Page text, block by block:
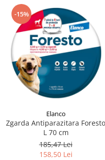
-15%
Elanco
Zgarda Antiparazitara Foresto
L 70 cm
185,47 Lei
158,50 Lei